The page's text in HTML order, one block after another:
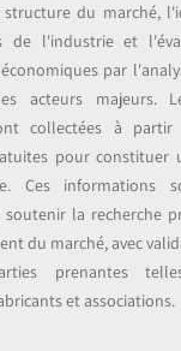
du marché,
de l'industrie et
par
acteurs majeurs.
collectées à partir
pour constituer
Ces informations
soutenir la recherche
du marché, avec
prenantes
et associations.